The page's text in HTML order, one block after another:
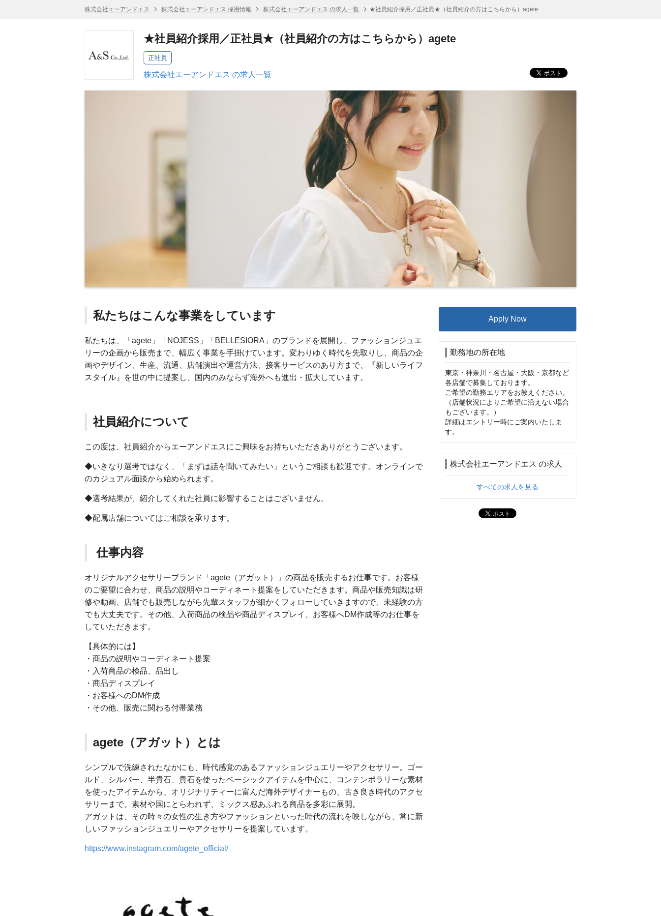
株式会社エーアンドエス 株式会社エーアンドエス 採用情報 株式会社エーアンドエス の求人一覧 ★社員紹介採用／正社員★（社員紹介の方はこちらから）agete
★社員紹介採用／正社員★（社員紹介の方はこちらから）agete
正社員
株式会社エーアンドエス の求人一覧
私たちはこんな事業をしています
私たちは、「agete」「NOJESS」「BELLESIORA」のブランドを展開し、ファッションジュエ
リーの企画から販売まで、幅広く事業を手掛けています。変わりゆく時代を先取りし、商品の企
画やデザイン、生産、流通、店舗演出や運営方法、接客サービスのあり方まで、『新しいライフ
スタイル』を世の中に提案し、国内のみならず海外へも進出・拡大しています。
社員紹介について
この度は、社員紹介からエーアンドエスにご興味をお持ちいただきありがとうございます。
◆いきなり選考ではなく、「まずは話を聞いてみたい」というご相談も歓迎です。オンラインで
のカジュアル面談から始められます。
◆選考結果が、紹介してくれた社員に影響することはございません。
◆配属店舗についてはご相談を承ります。
仕事内容
オリジナルアクセサリーブランド「agete（アガット）」の商品を販売するお仕事です。お客様
のご要望に合わせ、商品の説明やコーディネート提案をしていただきます。商品や販売知識は研
修や動画、店舗でも販売しながら先輩スタッフが細かくフォローしていきますので、未経験の方
でも大丈夫です。その他、入荷商品の検品や商品ディスプレイ、お客様へDM作成等のお仕事を
していただきます。
【具体的には】
・商品の説明やコーディネート提案
・入荷商品の検品、品出し
・商品ディスプレイ
・お客様へのDM作成
・その他、販売に関わる付帯業務
agete（アガット）とは
シンプルで洗練されたなかにも、時代感覚のあるファッションジュエリーやアクセサリー。ゴー
ルド、シルバー、半貴石、貴石を使ったベーシックアイテムを中心に、コンテンポラリーな素材
を使ったアイテムから、オリジナリティーに富んだ海外デザイナーもの、古き良き時代のアクセ
サリーまで。素材や国にとらわれず、ミックス感あふれる商品を多彩に展開。
アガットは、その時々の女性の生き方やファッションといった時代の流れを映しながら、常に新
しいファッションジュエリーやアクセサリーを提案しています。
https://www.instagram.com/agete_official/
Apply Now
勤務地の所在地
東京・神奈川・名古屋・大阪・京都など
各店舗で募集しております。
ご希望の勤務エリアをお教えください。
（店舗状況によりご希望に沿えない場合
もございます。）
詳細はエントリー時にご案内いたしま
す。
株式会社エーアンドエス の求人
すべての求人を見る